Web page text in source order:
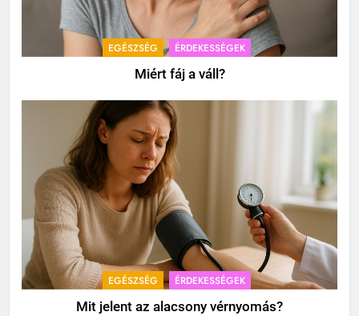
EGÉSZSÉG ÉRDEKESSÉGEK
Miért fáj a váll?
EGÉSZSÉG ÉRDEKESSÉGEK
Mit jelent az alacsony vérnyomás?